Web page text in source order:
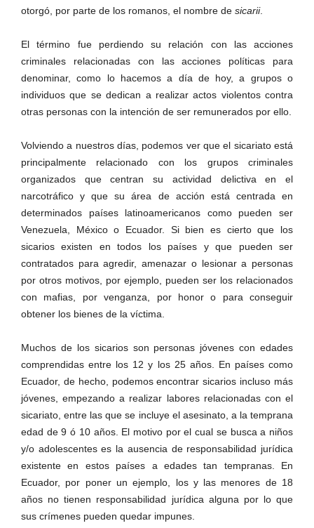
otorgó, por parte de los romanos, el nombre de sicarii.
El término fue perdiendo su relación con las acciones
criminales relacionadas con las acciones políticas para
denominar, como lo hacemos a día de hoy, a grupos o
individuos que se dedican a realizar actos violentos contra
otras personas con la intención de ser remunerados por ello.
Volviendo a nuestros días, podemos ver que el sicariato está
principalmente relacionado con los grupos criminales
organizados que centran su actividad delictiva en el
narcotráfico y que su área de acción está centrada en
determinados países latinoamericanos como pueden ser
Venezuela, México o Ecuador. Si bien es cierto que los
sicarios existen en todos los países y que pueden ser
contratados para agredir, amenazar o lesionar a personas
por otros motivos, por ejemplo, pueden ser los relacionados
con mafias, por venganza, por honor o para conseguir
obtener los bienes de la víctima.
Muchos de los sicarios son personas jóvenes con edades
comprendidas entre los 12 y los 25 años. En países como
Ecuador, de hecho, podemos encontrar sicarios incluso más
jóvenes, empezando a realizar labores relacionadas con el
sicariato, entre las que se incluye el asesinato, a la temprana
edad de 9 ó 10 años. El motivo por el cual se busca a niños
y/o adolescentes es la ausencia de responsabilidad jurídica
existente en estos países a edades tan tempranas. En
Ecuador, por poner un ejemplo, los y las menores de 18
años no tienen responsabilidad jurídica alguna por lo que
sus crímenes pueden quedar impunes.